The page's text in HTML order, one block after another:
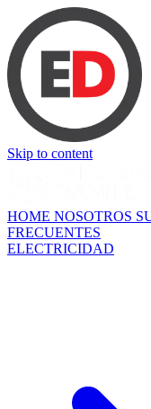
Skip to content
HOME NOSOTROS
FRECUENTES
ELECTRICIDAD